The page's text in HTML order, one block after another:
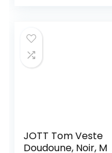
JOTT Tom Veste
Doudoune, Noir, M